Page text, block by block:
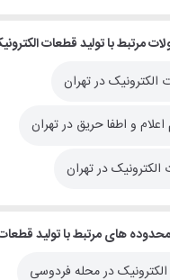
مرتبط با تولید قطعات
الکترونیک در تهران
و اطفا حریق در تهران
در تهران
های مرتبط با تولید
در محله فردوسی